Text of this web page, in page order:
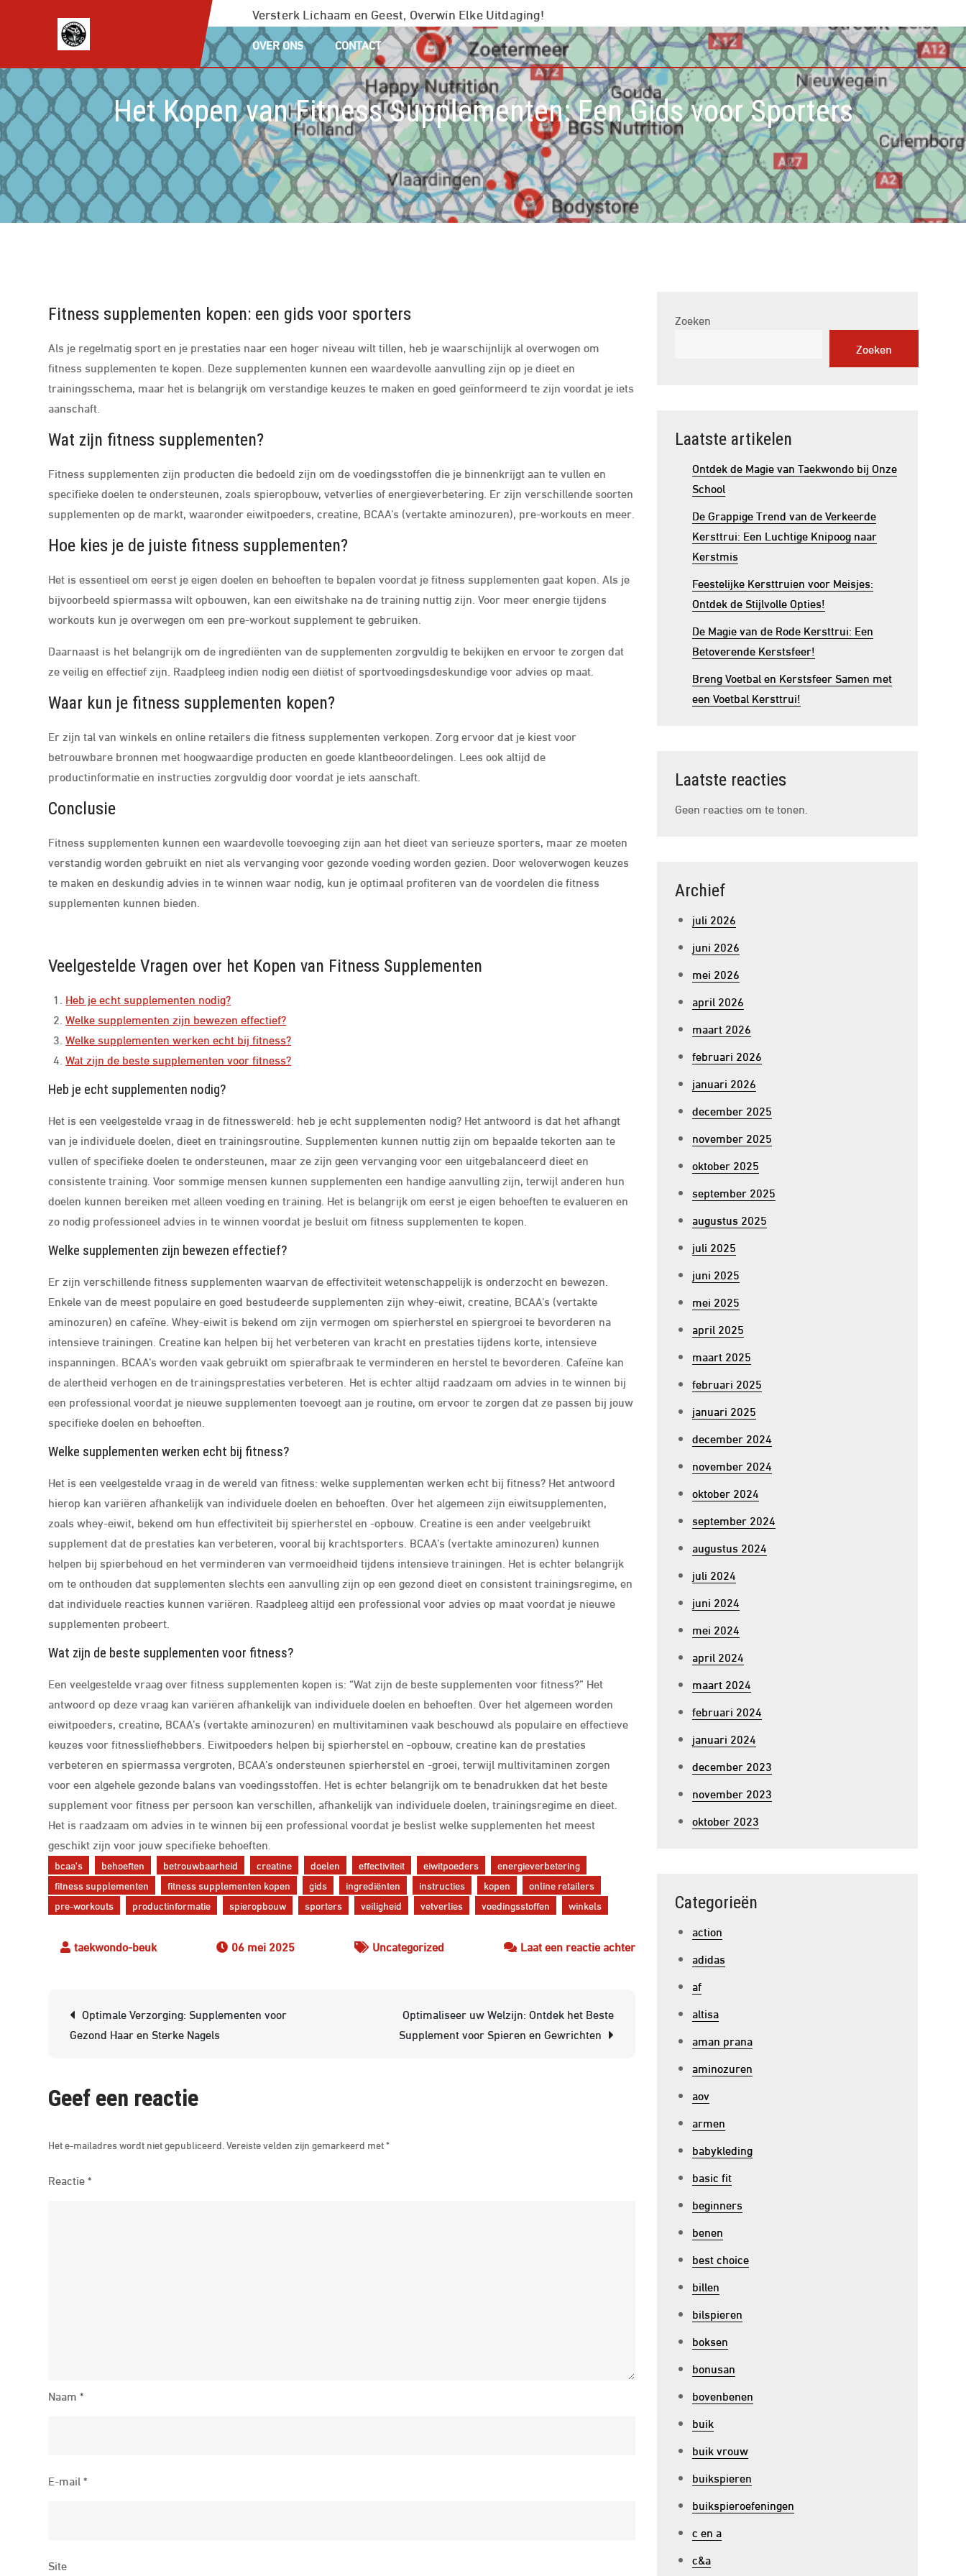
inhoud
Versterk Lichaam en Geest, Overwin Elke Uitdaging!
OVER ONS CONTACT
Het Kopen van Fitness Supplementen: Een Gids voor Sporters
Fitness supplementen kopen: een gids voor sporters
Als je regelmatig sport en je prestaties naar een hoger niveau wilt tillen, heb je waarschijnlijk al overwogen om
fitness supplementen te kopen. Deze supplementen kunnen een waardevolle aanvulling zijn op je dieet en
trainingsschema, maar het is belangrijk om verstandige keuzes te maken en goed geïnformeerd te zijn voordat je iets
aanschaft.
Wat zijn fitness supplementen?
Fitness supplementen zijn producten die bedoeld zijn om de voedingsstoffen die je binnenkrijgt aan te vullen en
specifieke doelen te ondersteunen, zoals spieropbouw, vetverlies of energieverbetering. Er zijn verschillende soorten
supplementen op de markt, waaronder eiwitpoeders, creatine, BCAA’s (vertakte aminozuren), pre-workouts en meer.
Hoe kies je de juiste fitness supplementen?
Het is essentieel om eerst je eigen doelen en behoeften te bepalen voordat je fitness supplementen gaat kopen. Als je
bijvoorbeeld spiermassa wilt opbouwen, kan een eiwitshake na de training nuttig zijn. Voor meer energie tijdens
workouts kun je overwegen om een pre-workout supplement te gebruiken.
Daarnaast is het belangrijk om de ingrediënten van de supplementen zorgvuldig te bekijken en ervoor te zorgen dat
ze veilig en effectief zijn. Raadpleeg indien nodig een diëtist of sportvoedingsdeskundige voor advies op maat.
Waar kun je fitness supplementen kopen?
Er zijn tal van winkels en online retailers die fitness supplementen verkopen. Zorg ervoor dat je kiest voor
betrouwbare bronnen met hoogwaardige producten en goede klantbeoordelingen. Lees ook altijd de
productinformatie en instructies zorgvuldig door voordat je iets aanschaft.
Conclusie
Fitness supplementen kunnen een waardevolle toevoeging zijn aan het dieet van serieuze sporters, maar ze moeten
verstandig worden gebruikt en niet als vervanging voor gezonde voeding worden gezien. Door weloverwogen keuzes
te maken en deskundig advies in te winnen waar nodig, kun je optimaal profiteren van de voordelen die fitness
supplementen kunnen bieden.
Veelgestelde Vragen over het Kopen van Fitness Supplementen
Heb je echt supplementen nodig?
Welke supplementen zijn bewezen effectief?
Welke supplementen werken echt bij fitness?
Wat zijn de beste supplementen voor fitness?
Heb je echt supplementen nodig?
Het is een veelgestelde vraag in de fitnesswereld: heb je echt supplementen nodig? Het antwoord is dat het afhangt
van je individuele doelen, dieet en trainingsroutine. Supplementen kunnen nuttig zijn om bepaalde tekorten aan te
vullen of specifieke doelen te ondersteunen, maar ze zijn geen vervanging voor een uitgebalanceerd dieet en
consistente training. Voor sommige mensen kunnen supplementen een handige aanvulling zijn, terwijl anderen hun
doelen kunnen bereiken met alleen voeding en training. Het is belangrijk om eerst je eigen behoeften te evalueren en
zo nodig professioneel advies in te winnen voordat je besluit om fitness supplementen te kopen.
Welke supplementen zijn bewezen effectief?
Er zijn verschillende fitness supplementen waarvan de effectiviteit wetenschappelijk is onderzocht en bewezen.
Enkele van de meest populaire en goed bestudeerde supplementen zijn whey-eiwit, creatine, BCAA’s (vertakte
aminozuren) en cafeïne. Whey-eiwit is bekend om zijn vermogen om spierherstel en spiergroei te bevorderen na
intensieve trainingen. Creatine kan helpen bij het verbeteren van kracht en prestaties tijdens korte, intensieve
inspanningen. BCAA’s worden vaak gebruikt om spierafbraak te verminderen en herstel te bevorderen. Cafeïne kan
de alertheid verhogen en de trainingsprestaties verbeteren. Het is echter altijd raadzaam om advies in te winnen bij
een professional voordat je nieuwe supplementen toevoegt aan je routine, om ervoor te zorgen dat ze passen bij jouw
specifieke doelen en behoeften.
Welke supplementen werken echt bij fitness?
Het is een veelgestelde vraag in de wereld van fitness: welke supplementen werken echt bij fitness? Het antwoord
hierop kan variëren afhankelijk van individuele doelen en behoeften. Over het algemeen zijn eiwitsupplementen,
zoals whey-eiwit, bekend om hun effectiviteit bij spierherstel en -opbouw. Creatine is een ander veelgebruikt
supplement dat de prestaties kan verbeteren, vooral bij krachtsporters. BCAA’s (vertakte aminozuren) kunnen
helpen bij spierbehoud en het verminderen van vermoeidheid tijdens intensieve trainingen. Het is echter belangrijk
om te onthouden dat supplementen slechts een aanvulling zijn op een gezond dieet en consistent trainingsregime, en
dat individuele reacties kunnen variëren. Raadpleeg altijd een professional voor advies op maat voordat je nieuwe
supplementen probeert.
Wat zijn de beste supplementen voor fitness?
Een veelgestelde vraag over fitness supplementen kopen is: “Wat zijn de beste supplementen voor fitness?” Het
antwoord op deze vraag kan variëren afhankelijk van individuele doelen en behoeften. Over het algemeen worden
eiwitpoeders, creatine, BCAA’s (vertakte aminozuren) en multivitaminen vaak beschouwd als populaire en effectieve
keuzes voor fitnessliefhebbers. Eiwitpoeders helpen bij spierherstel en -opbouw, creatine kan de prestaties
verbeteren en spiermassa vergroten, BCAA’s ondersteunen spierherstel en -groei, terwijl multivitaminen zorgen
voor een algehele gezonde balans van voedingsstoffen. Het is echter belangrijk om te benadrukken dat het beste
supplement voor fitness per persoon kan verschillen, afhankelijk van individuele doelen, trainingsregime en dieet.
Het is raadzaam om advies in te winnen bij een professional voordat je beslist welke supplementen het meest
geschikt zijn voor jouw specifieke behoeften.
bcaa's behoeften betrouwbaarheid creatine doelen effectiviteit eiwitpoeders
energieverbetering
fitness supplementen
fitness supplementen kopen gids ingrediënten instructies kopen
online retailers
pre-workouts
productinformatie spieropbouw sporters veiligheid vetverlies voedingsstoffen winkels
06 mei 2025 Uncategorized Laat een reactie achterop
Supplementen:
Berichtnavigatie
Optimale Verzorging: Supplementen voor
Gezond Haar en Sterke Nagels
Optimaliseer uw Welzijn: Ontdek het Beste
Supplement voor Spieren en Gewrichten
Geef een reactie
Het e-mailadres wordt niet gepubliceerd. Vereiste velden zijn gemarkeerd met*
Reactie*
Naam*
E-mail*
Site
Zoeken
Zoeken
Laatste artikelen
Ontdek de Magie van Taekwondo bij Onze
School
De Grappige Trend van de Verkeerde
Kersttrui: Een Luchtige Knipoog naar
Kerstmis
Feestelijke Kersttruien voor Meisjes:
Ontdek de Stijlvolle Opties!
De Magie van de Rode Kersttrui: Een
Betoverende Kerstsfeer!
Breng Voetbal en Kerstsfeer Samen met
een Voetbal Kersttrui!
Laatste reacties
Geen reacties om te tonen.
Archief
juli 2026
juni 2026
mei 2026
april 2026
maart 2026
februari 2026
januari 2026
december 2025
november 2025
oktober 2025
september 2025
augustus 2025
juli 2025
juni 2025
mei 2025
april 2025
maart 2025
februari 2025
januari 2025
december 2024
november 2024
oktober 2024
september 2024
augustus 2024
juli 2024
juni 2024
mei 2024
april 2024
maart 2024
februari 2024
januari 2024
december 2023
november 2023
oktober 2023
Categorieën
action
adidas
af
altisa
aman prana
aminozuren
aov
armen
babykleding
basic fit
beginners
benen
best choice
billen
bilspieren
boksen
bonusan
bovenbenen
buik
buik vrouw
buikspieren
buikspieroefeningen
c en a
c&a